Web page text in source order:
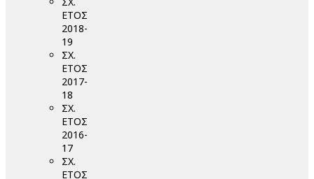
ΕΤΟΣ
2018-
19
ΣΧ.
ΕΤΟΣ
2017-
18
ΣΧ.
ΕΤΟΣ
2016-
17
ΣΧ.
ΕΤΟΣ